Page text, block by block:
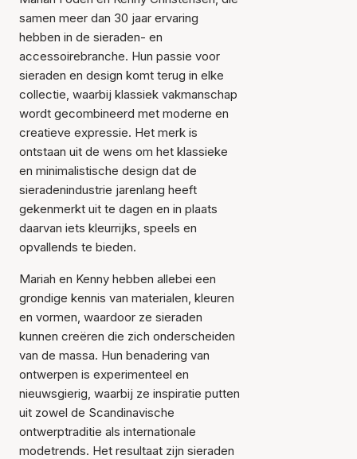
samen meer dan 30 jaar ervaring
hebben in de sieraden- en
accessoirebranche. Hun passie voor
sieraden en design komt terug in elke
collectie, waarbij klassiek vakmanschap
wordt gecombineerd met moderne en
creatieve expressie. Het merk is
ontstaan uit de wens om het klassieke
en minimalistische design dat de
sieradenindustrie jarenlang heeft
gekenmerkt uit te dagen en in plaats
daarvan iets kleurrijks, speels en
opvallends te bieden.
Mariah en Kenny hebben allebei een
grondige kennis van materialen, kleuren
en vormen, waardoor ze sieraden
kunnen creëren die zich onderscheiden
van de massa. Hun benadering van
ontwerpen is experimenteel en
nieuwsgierig, waarbij ze inspiratie putten
uit zowel de Scandinavische
ontwerptraditie als internationale
modetrends. Het resultaat zijn sieraden